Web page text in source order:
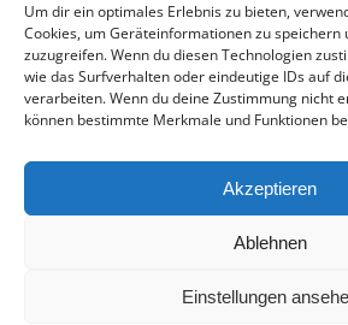
Um dir ein optimales Erlebnis zu bieten,
Cookies, um Geräteinformationen zu speichern
zuzugreifen. Wenn du diesen Technologien
wie das Surfverhalten oder eindeutige IDs auf
verarbeiten. Wenn du deine Zustimmung nicht
können bestimmte Merkmale und Funktionen
Akzeptieren
Ablehnen
Einstellungen
HOME|ÜBER UNS|IMPRESSUM |
BILDNACHWEISE
Copyright 2025